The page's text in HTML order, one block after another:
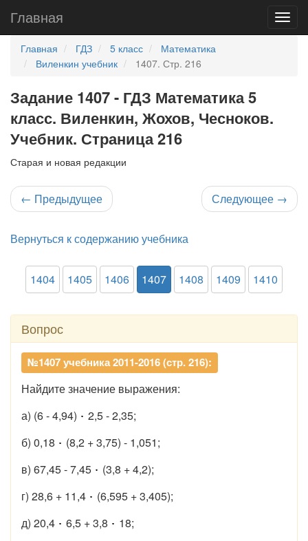
Главная
Главная ГДЗ 5 класс
Математика
Виленкин учебник
1407. Стр. 216
Задание 1407 - ГДЗ Математика 5
класс. Виленкин, Жохов, Чесноков.
Учебник. Страница 216
Старая и новая редакции
← Предыдущее Следующее →
Вернуться к содержанию учебника
1404 1405 1406 1407 1408 1409 1410
Вопрос
№1407 учебника 2011-2016 (стр. 216):
Найдите значение выражения:
а) (6 - 4,94)
2,5 - 2,35;
б) 0,18
(8,2 + 3,75) - 1,051;
в) 67,45 - 7,45
(3,8 + 4,2);
г) 28,6 + 11,4
(6,595 + 3,405);
д) 20,4
6,5 + 3,8
18;